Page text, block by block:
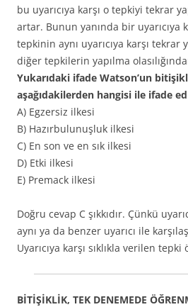
bu uyarıcıya karşı o tepkiyi tekrar
artar. Bunun yanında bir uyarıcıya
tepkinin aynı uyarıcıya karşı tekrar
diğer tepkilerin yapılma
Yukarıdaki ifade Watson’un
aşağıdakilerden hangisi ile ifade
A) Egzersiz ilkesi
B) Hazırbulunuşluk ilkesi
C) En son ve en sık ilkesi
D) Etki ilkesi
E) Premack ilkesi
Doğru cevap C şıkkıdır. Çünkü
aynı ya da benzer uyarıcı ile
Uyarıcıya karşı sıklıkla verilen
BİTİŞİKLİK, TEK DENEMEDE